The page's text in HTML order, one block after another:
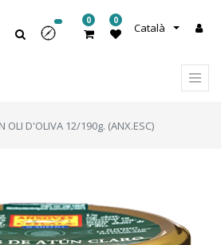
Català
0 0
OLI D'OLIVA 12/190g. (ANX.ESC)